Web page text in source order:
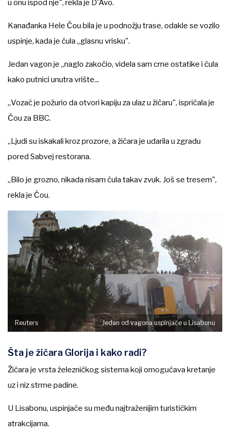
u onu ispod nje", rekla je D'Avo.
Kanađanka Hele Čou bila je u podnožju trase, odakle se vozilo
uspinje, kada je čula „glasnu vrisku".
Jedan vagon je „naglo zakočio, videla sam crne ostatike i čula
kako putnici unutra vrište...
„Vozač je požurio da otvori kapiju za ulaz u žičaru", ispričala je
Čou za BBC.
„Ljudi su iskakali kroz prozore, a žičara je udarila u zgradu
pored Sabvej restorana.
„Bilo je grozno, nikada nisam čula takav zvuk. Još se tresem",
rekla je Čou.
Reuters Jedan od vagona uspinjače u Lisabonu
Šta je žičara Glorija i kako radi?
Žičara je vrsta železničkog sistema koji omogućava kretanje
uz i niz strme padine.
U Lisabonu, uspinjače su među najtraženijim turističkim
atrakcijama.